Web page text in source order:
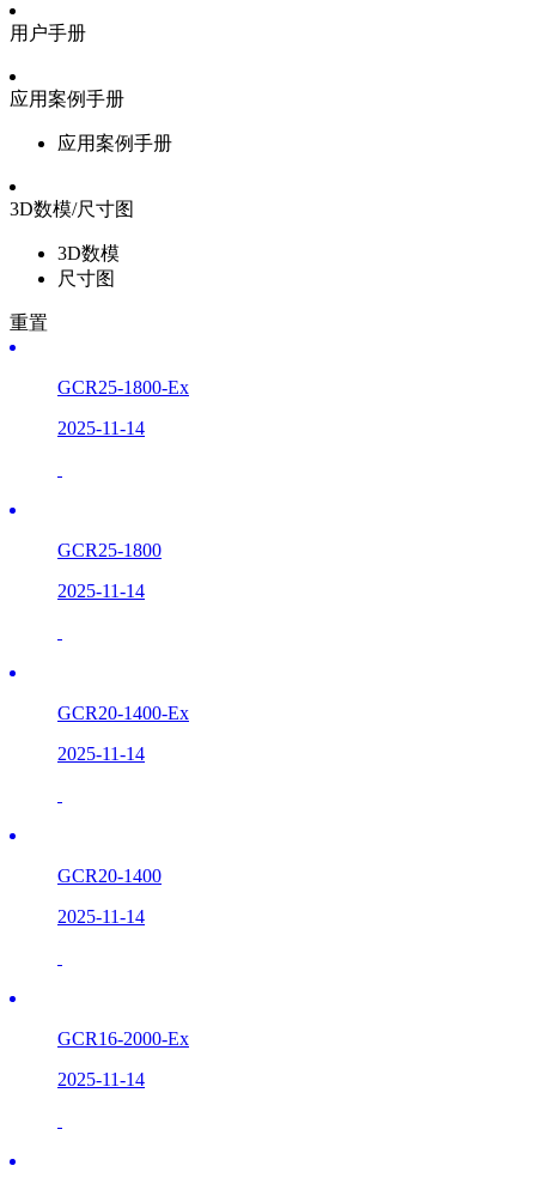
用户手册
应用案例手册
应用案例手册
3D数模/尺寸图
3D数模
尺寸图
重置
GCR25-1800-Ex
2025-11-14
GCR25-1800
2025-11-14
GCR20-1400-Ex
2025-11-14
GCR20-1400
2025-11-14
GCR16-2000-Ex
2025-11-14